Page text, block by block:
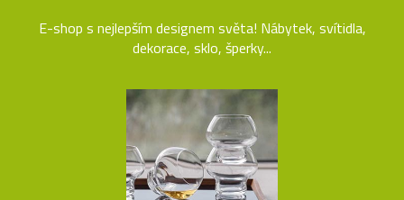
E-shop s nejlepším designem světa! Nábytek, svítidla,
dekorace, sklo, šperky...